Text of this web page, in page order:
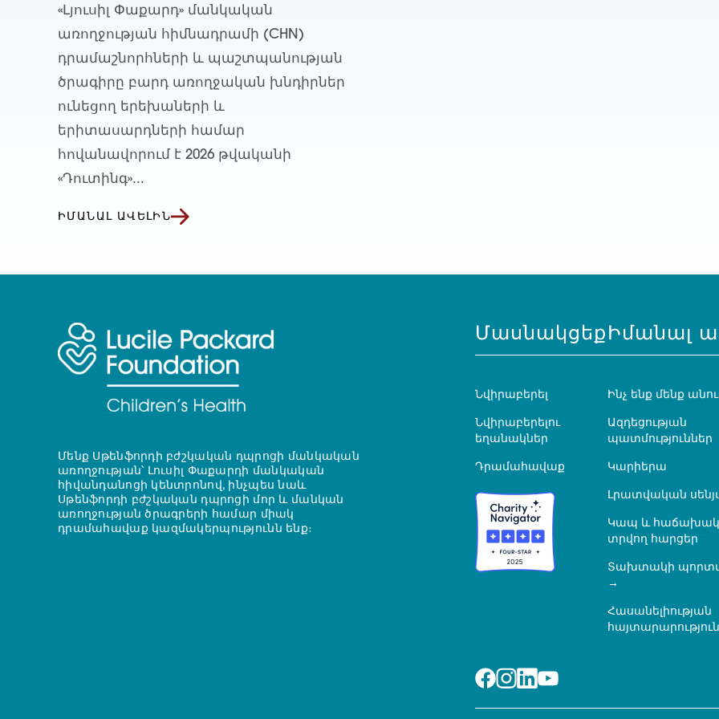
«Լյուսիլ Փաքարդ» մանկական
առողջության հիմնադրամի (CHN)
դրամաշնորհների և պաշտպանության
ծրագիրը բարդ առողջական խնդիրներ
ունեցող երեխաների և
երիտասարդների համար
հովանավորում է 2026 թվականի
«Դուտինգ»...
ԻՄԱՆԱԼ ԱՎԵԼԻՆ
Մենք Սթենֆորդի բժշկական դպրոցի մանկական
առողջության՝ Լուսիլ Փաքարդի մանկական
հիվանդանոցի կենտրոնով, ինչպես նաև
Սթենֆորդի բժշկական դպրոցի մոր և մանկան
առողջության ծրագրերի համար միակ
դրամահավաք կազմակերպությունն ենք։
Մասնակցեք
Նվիրաբերել
Նվիրաբերելու
եղանակներ
Դրամահավաք
Իմանալ
Ինչ ենք մենք
Ազդեցության
պատմություններ
Կարիերա
Լրատվական
Կապ և
տրվող հարցեր
Տախտակի
Հասանելիության
հայտարարություն